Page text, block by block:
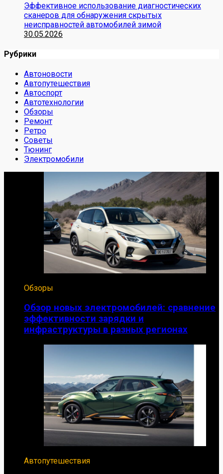
Эффективное использование диагностических
сканеров для обнаружения скрытых
неисправностей автомобилей зимой
30.05.2026
Рубрики
Автоновости
Автопутешествия
Автоспорт
Автотехнологии
Обзоры
Ремонт
Ретро
Советы
Тюнинг
Электромобили
Обзоры
Обзор новых электромобилей: сравнение
эффективности зарядки и
инфраструктуры в разных регионах
Автопутешествия